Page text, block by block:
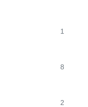
1
8
2